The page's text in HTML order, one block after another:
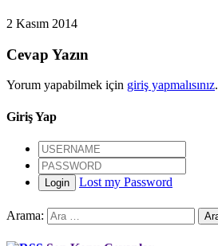
2 Kasım 2014
Cevap Yazın
Yorum yapabilmek için giriş yapmalısınız.
Giriş Yap
Login Lost my Password
Arama: